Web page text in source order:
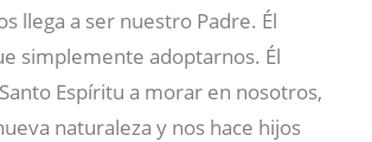
llega a ser nuestro Padre. Él
simplemente adoptarnos. Él
Espíritu a morar en nosotros,
naturaleza y nos hace hijos